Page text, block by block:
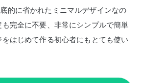
的に省かれたミニマルデザインなの
完全に不要、非常にシンプルで簡単
はじめて作る初心者にもとても使い